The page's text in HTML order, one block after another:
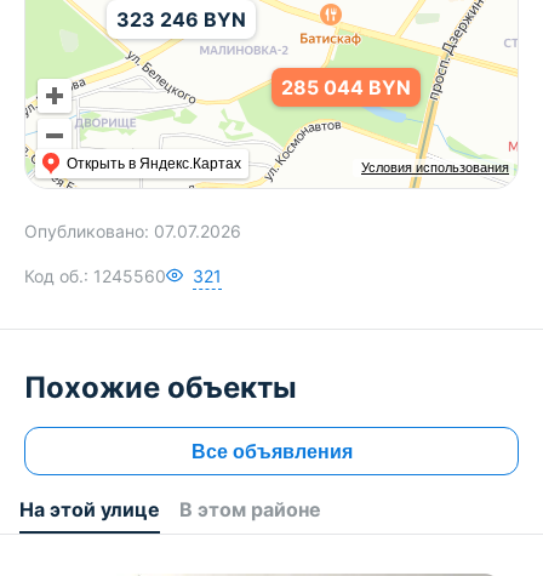
Условия использования
Открыть в Яндекс.Картах
158 BYN
323 246 BYN
285 044 BYN
Опубликовано: 07.07.2026
Код об.: 1245560 321
Похожие объекты
Все объявления
На этой улице В этом районе